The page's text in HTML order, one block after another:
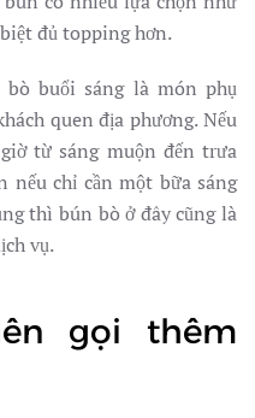
đủ topping hơn.
buổi sáng là món phụ
quen địa phương. Nếu
từ sáng muộn đến trưa
nếu chỉ cần một bữa sáng
thì bún bò ở đây cũng là
vụ.
gọi thêm